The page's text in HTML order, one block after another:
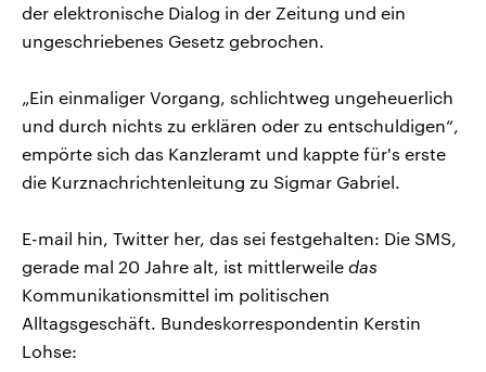
der elektronische Dialog in der Zeitung und ein
ungeschriebenes Gesetz gebrochen.
„Ein einmaliger Vorgang, schlichtweg ungeheuerlich
und durch nichts zu erklären oder zu entschuldigen“,
empörte sich das Kanzleramt und kappte für's erste
die Kurznachrichtenleitung zu Sigmar Gabriel.
E-mail hin, Twitter her, das sei festgehalten: Die SMS,
gerade mal 20 Jahre alt, ist mittlerweile das
Kommunikationsmittel im politischen
Alltagsgeschäft. Bundeskorrespondentin Kerstin
Lohse: